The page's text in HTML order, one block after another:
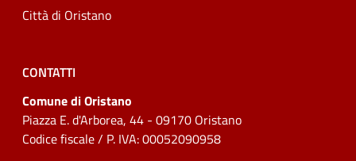
Città di Oristano
CONTATTI
Comune di Oristano
Piazza E. d'Arborea, 44 - 09170 Oristano
Codice fiscale / P. IVA: 00052090958